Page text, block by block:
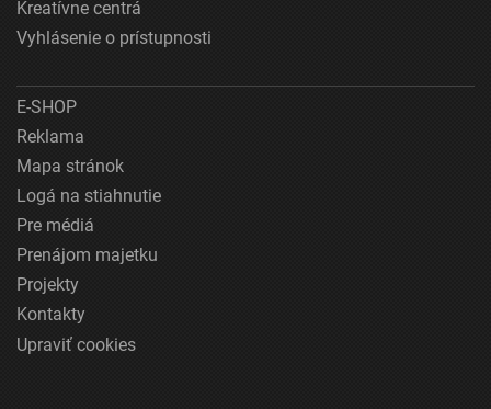
Kreatívne centrá
Vyhlásenie o prístupnosti
E-SHOP
Reklama
Mapa stránok
Logá na stiahnutie
Pre médiá
Prenájom majetku
Projekty
Kontakty
Upraviť cookies